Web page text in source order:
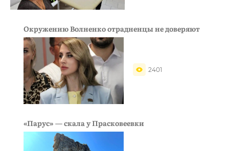
Окружению Волненко отрадненцы не доверяют
2401
«Парус» — скала у Прасковеевки